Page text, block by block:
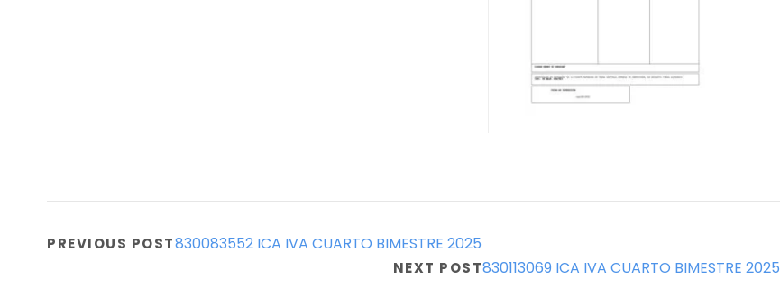
PREVIOUS POST830083552 ICA IVA CUARTO BIMESTRE 2025
NEXT POST830113069 ICA IVA CUARTO BIMESTRE 2025